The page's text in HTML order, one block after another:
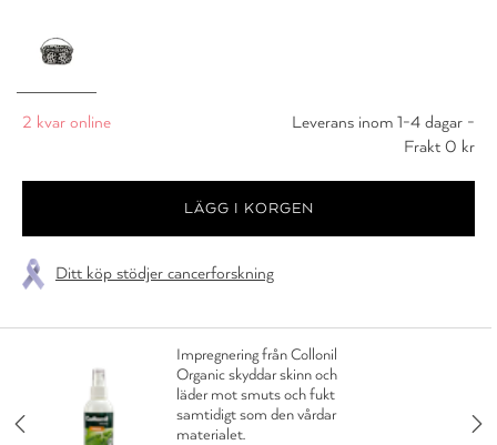
2 kvar online
Leverans inom 1-4 dagar -
Frakt 0 kr
Ditt köp stödjer cancerforskning
Impregnering från Collonil
Organic skyddar skinn och
läder mot smuts och fukt
samtidigt som den vårdar
materialet.